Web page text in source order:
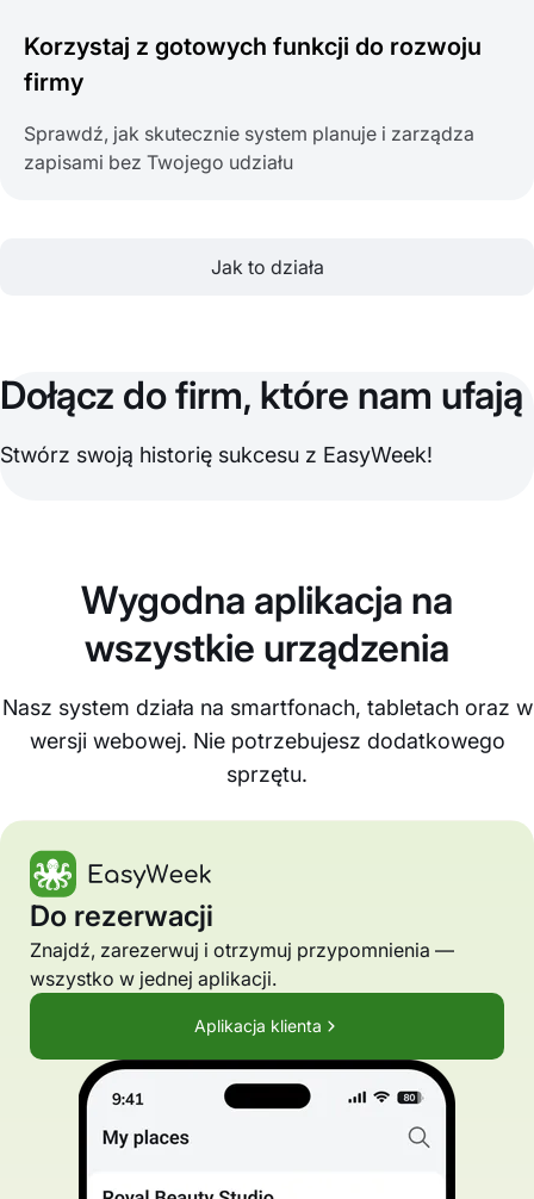
Korzystaj z gotowych funkcji do rozwoju
firmy
Sprawdź, jak skutecznie system planuje i zarządza
zapisami bez Twojego udziału
Jak to działa
Dołącz do firm, które nam ufają
Stwórz swoją historię sukcesu z EasyWeek!
Wygodna aplikacja na
wszystkie urządzenia
Nasz system działa na smartfonach, tabletach oraz w
wersji webowej. Nie potrzebujesz dodatkowego
sprzętu.
Do rezerwacji
Znajdź, zarezerwuj i otrzymuj przypomnienia —
wszystko w jednej aplikacji.
Aplikacja klienta